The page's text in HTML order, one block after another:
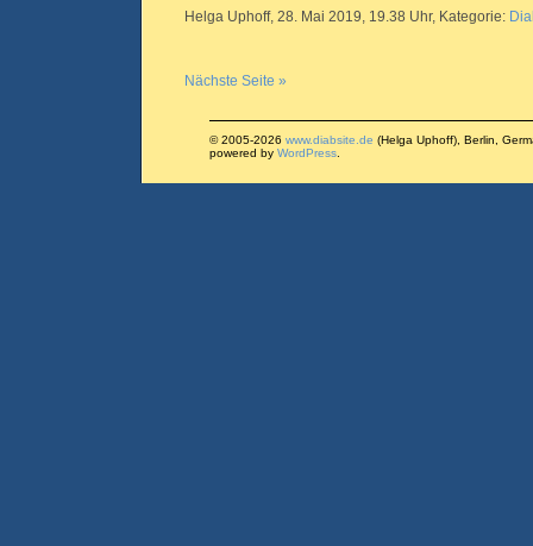
Helga Uphoff, 28. Mai 2019, 19.38 Uhr, Kategorie:
Nächste Seite »
© 2005-2026 www.diabsite.de (Helga Uphoff), Berlin,
powered by WordPress.